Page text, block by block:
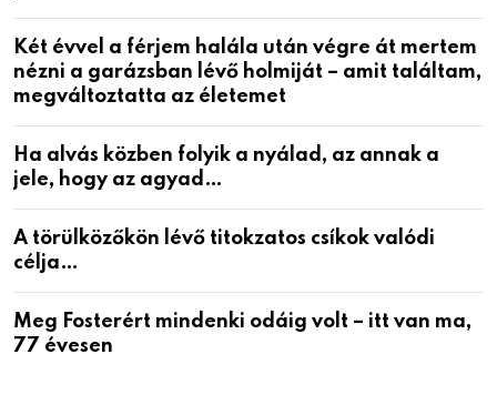
Két évvel a férjem halála után végre át mertem
nézni a garázsban lévő holmiját – amit találtam,
megváltoztatta az életemet
Ha alvás közben folyik a nyálad, az annak a
jele, hogy az agyad…
A törülközőkön lévő titokzatos csíkok valódi
célja…
Meg Fosterért mindenki odáig volt – itt van ma,
77 évesen